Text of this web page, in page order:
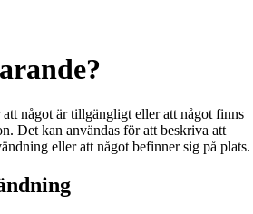
något är tillgängligt eller att något finns
Det kan användas för att beskriva att
eller att något befinner sig på plats.